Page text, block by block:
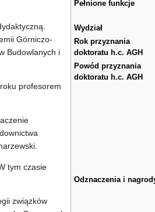
Pełnione funkcje
Wydział
Rok przyznania
doktoratu h.c. AGH
Powód przyznania
doktoratu h.c. AGH
Odznaczenia i
Górniczo-
Budowlanych i
profesorem
tym czasie
związków